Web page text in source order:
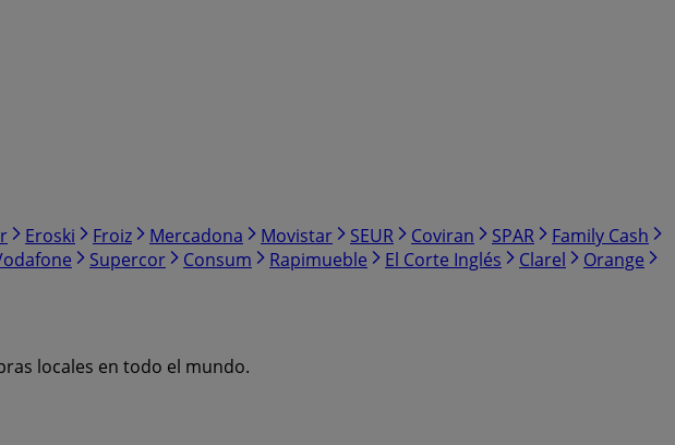
Eroski Froiz Mercadona Movistar SEUR Coviran SPAR
Family Cash
Supercor Consum Rapimueble El Corte Inglés Clarel
Orange
locales en todo el mundo.